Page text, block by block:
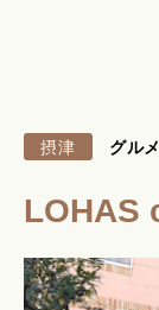
北摂
摂津 グルメ
LOHAS